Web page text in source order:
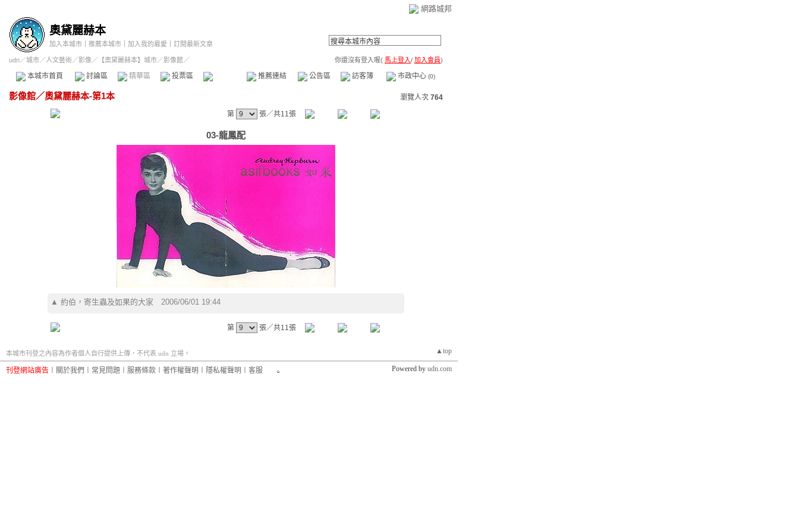
網路城邦
奧黛麗赫本
加入本城市 推薦本城市 加入我的最愛 訂閱最新文章
udn／城市／人文藝術／影像 ／ 【奧黛麗赫本】城市／影像館／ 你還沒有登入喔( 馬上登入/ 加入會員)
本城市首頁 討論區 精華區 投票區 影像館 推薦連結 公告區 訪客簿 市政中心 (0)
影像館／奧黛麗赫本-第1本 瀏覽人次 764
第
張／共11張
03-龍鳳配
▲ 約伯，寄生蟲及如果的大家 2006/06/01 19:44
第 張／共11張
▲top
本城市刊登之內容為作者個人自行提供上傳，不代表 udn 立場。
刊登網站廣告 關於我們 常見問題 服務條款 著作權聲明 隱私權聲明 客服 Powered by udn.com